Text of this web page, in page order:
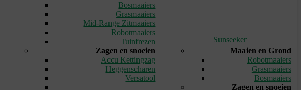
Bosmaaiers
Grasmaaiers
Mid-Range Zitmaaiers
Robotmaaiers
Tuinfrezen
Zagen en snoeien
Accu Kettingzag
Heggenscharen
Versatool
Sunseeker
Maaien en Grond
Robotmaaiers
Grasmaaiers
Bosmaaiers
Zagen en snoeien